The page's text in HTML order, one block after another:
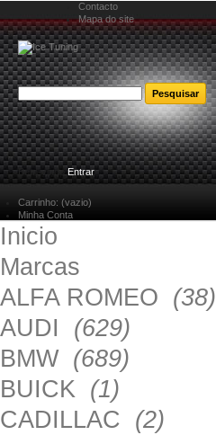
Contacto
Mapa do site
Bem-vindoEntrar
Carrinho: (vazio)
Minha Conta
Inicio
Marcas
ALFA ROMEO (38)
AUDI (629)
BMW (689)
BUICK (1)
CADILLAC (2)